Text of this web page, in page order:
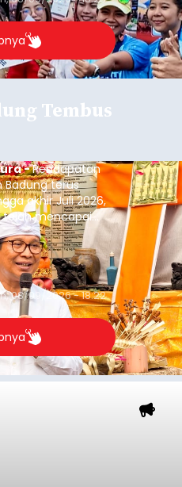
Tembus
-Pendapatan
Badung terus
akhir Juli 2026,
telah mencapai
Rp730 miliar
dibandingkan
yang berkisar
per bulan.
08/09/2026 - 18:22